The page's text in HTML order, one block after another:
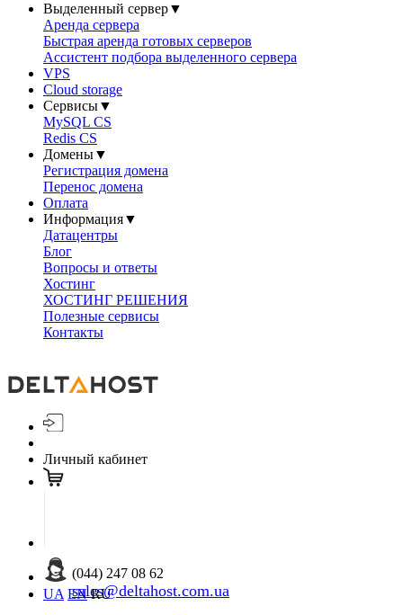
Выделенный сервер▼
Аренда сервера
Быстрая аренда готовых серверов
Ассистент подбора выделенного сервера
VPS
Cloud storage
Сервисы▼
MySQL CS
Redis CS
Домены▼
Регистрация домена
Перенос домена
Оплата
Информация▼
Датацентры
Блог
Вопросы и ответы
Хостинг
ХОСТИНГ РЕШЕНИЯ
Полезные сервисы
Контакты
Личный кабинет
(044) 247 08 62
sales@deltahost.com.ua
UA EN RU